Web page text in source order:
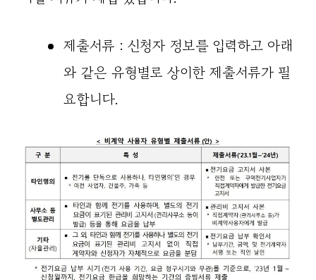
제출서류 : 신청자 정보를 입력하고 아래
와 같은 유형별로 상이한 제출서류가 필
요합니다.